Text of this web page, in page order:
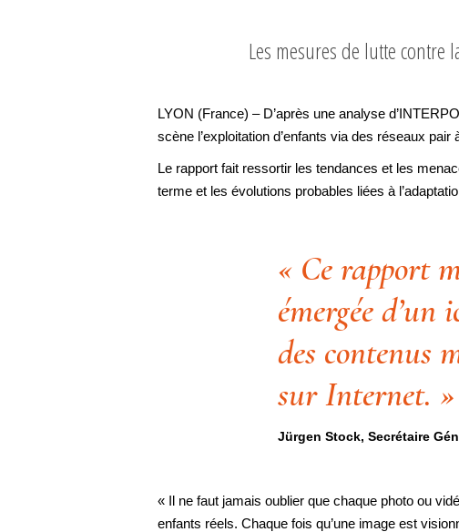
Les mesures de lutte contre
LYON (France) – D’après une analyse
scène l’exploitation d’enfants via des réseaux
Le rapport fait ressortir les tendances et les
terme et les évolutions probables liées à
« Ce rapport
émergée d’un
des contenus
sur Internet. »
Jürgen Stock, Secrétaire
« Il ne faut jamais oublier que chaque photo ou
enfants réels. Chaque fois qu’une image est